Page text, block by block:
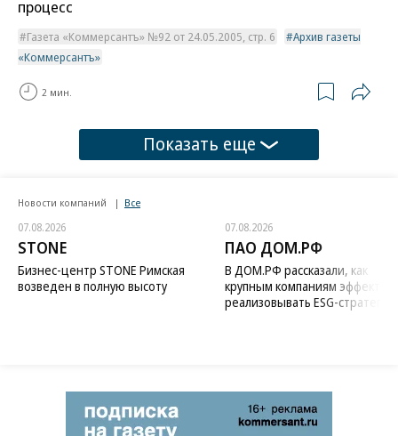
процесс
Газета «Коммерсантъ» №92 от 24.05.2005, стр. 6
Архив газеты
«Коммерсантъ»
2 мин.
Показать еще
Новости компаний Все
07.08.2026
STONE
Бизнес-центр STONE Римская
возведен в полную высоту
07.08.2026
ПАО ДОМ.РФ
В ДОМ.РФ рассказали, как
крупным компаниям
реализовывать ESG-стратегию